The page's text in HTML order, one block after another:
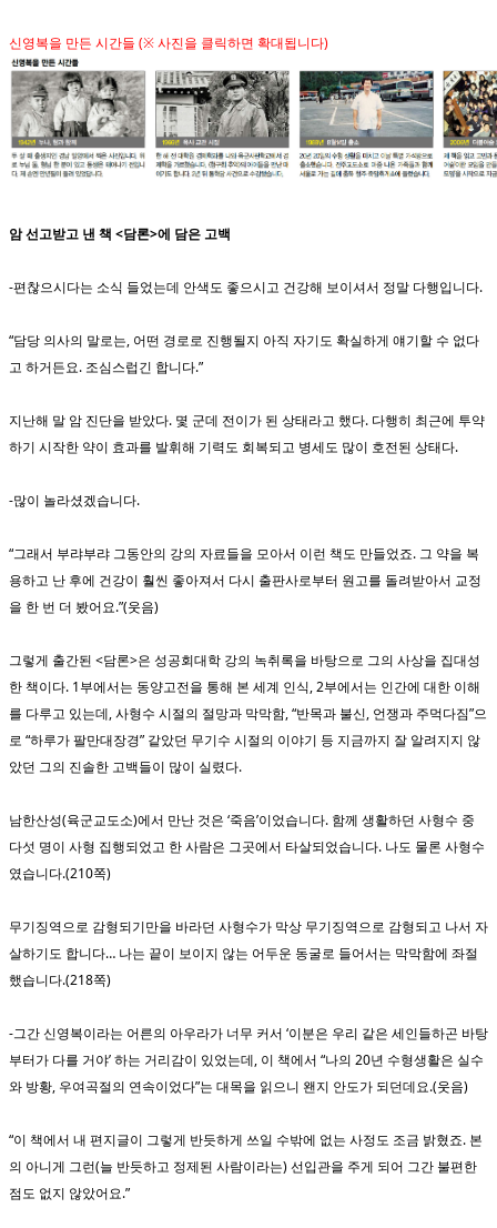
신영복을 만든 시간들 (※ 사진을 클릭하면 확대됩니다)
암 선고받고 낸 책 <담론>에 담은 고백
-편찮으시다는 소식 들었는데 안색도 좋으시고 건강해 보이셔서 정말 다행입니다.
“담당 의사의 말로는, 어떤 경로로 진행될지 아직 자기도 확실하게 얘기할 수 없다
고 하거든요. 조심스럽긴 합니다.”
지난해 말 암 진단을 받았다. 몇 군데 전이가 된 상태라고 했다. 다행히 최근에 투약
하기 시작한 약이 효과를 발휘해 기력도 회복되고 병세도 많이 호전된 상태다.
-많이 놀라셨겠습니다.
“그래서 부랴부랴 그동안의 강의 자료들을 모아서 이런 책도 만들었죠. 그 약을 복
용하고 난 후에 건강이 훨씬 좋아져서 다시 출판사로부터 원고를 돌려받아서 교정
을 한 번 더 봤어요.”(웃음)
그렇게 출간된 <담론>은 성공회대학 강의 녹취록을 바탕으로 그의 사상을 집대성
한 책이다. 1부에서는 동양고전을 통해 본 세계 인식, 2부에서는 인간에 대한 이해
를 다루고 있는데, 사형수 시절의 절망과 막막함, “반목과 불신, 언쟁과 주먹다짐”으
로 “하루가 팔만대장경” 같았던 무기수 시절의 이야기 등 지금까지 잘 알려지지 않
았던 그의 진솔한 고백들이 많이 실렸다.
남한산성(육군교도소)에서 만난 것은 ‘죽음’이었습니다. 함께 생활하던 사형수 중
다섯 명이 사형 집행되었고 한 사람은 그곳에서 타살되었습니다. 나도 물론 사형수
였습니다.(210쪽)
무기징역으로 감형되기만을 바라던 사형수가 막상 무기징역으로 감형되고 나서 자
살하기도 합니다… 나는 끝이 보이지 않는 어두운 동굴로 들어서는 막막함에 좌절
했습니다.(218쪽)
-그간 신영복이라는 어른의 아우라가 너무 커서 ‘이분은 우리 같은 세인들하곤 바탕
부터가 다를 거야’ 하는 거리감이 있었는데, 이 책에서 “나의 20년 수형생활은 실수
와 방황, 우여곡절의 연속이었다”는 대목을 읽으니 왠지 안도가 되던데요.(웃음)
“이 책에서 내 편지글이 그렇게 반듯하게 쓰일 수밖에 없는 사정도 조금 밝혔죠. 본
의 아니게 그런(늘 반듯하고 정제된 사람이라는) 선입관을 주게 되어 그간 불편한
점도 없지 않았어요.”